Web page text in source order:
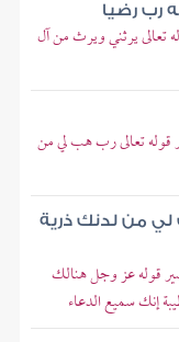
رب رضيا
تعالى يرثني ويرث من آل
قوله تعالى رب هب لي من
لي من لدنك ذرية
قوله عز وجل هنالك
إنك سميع الدعاء